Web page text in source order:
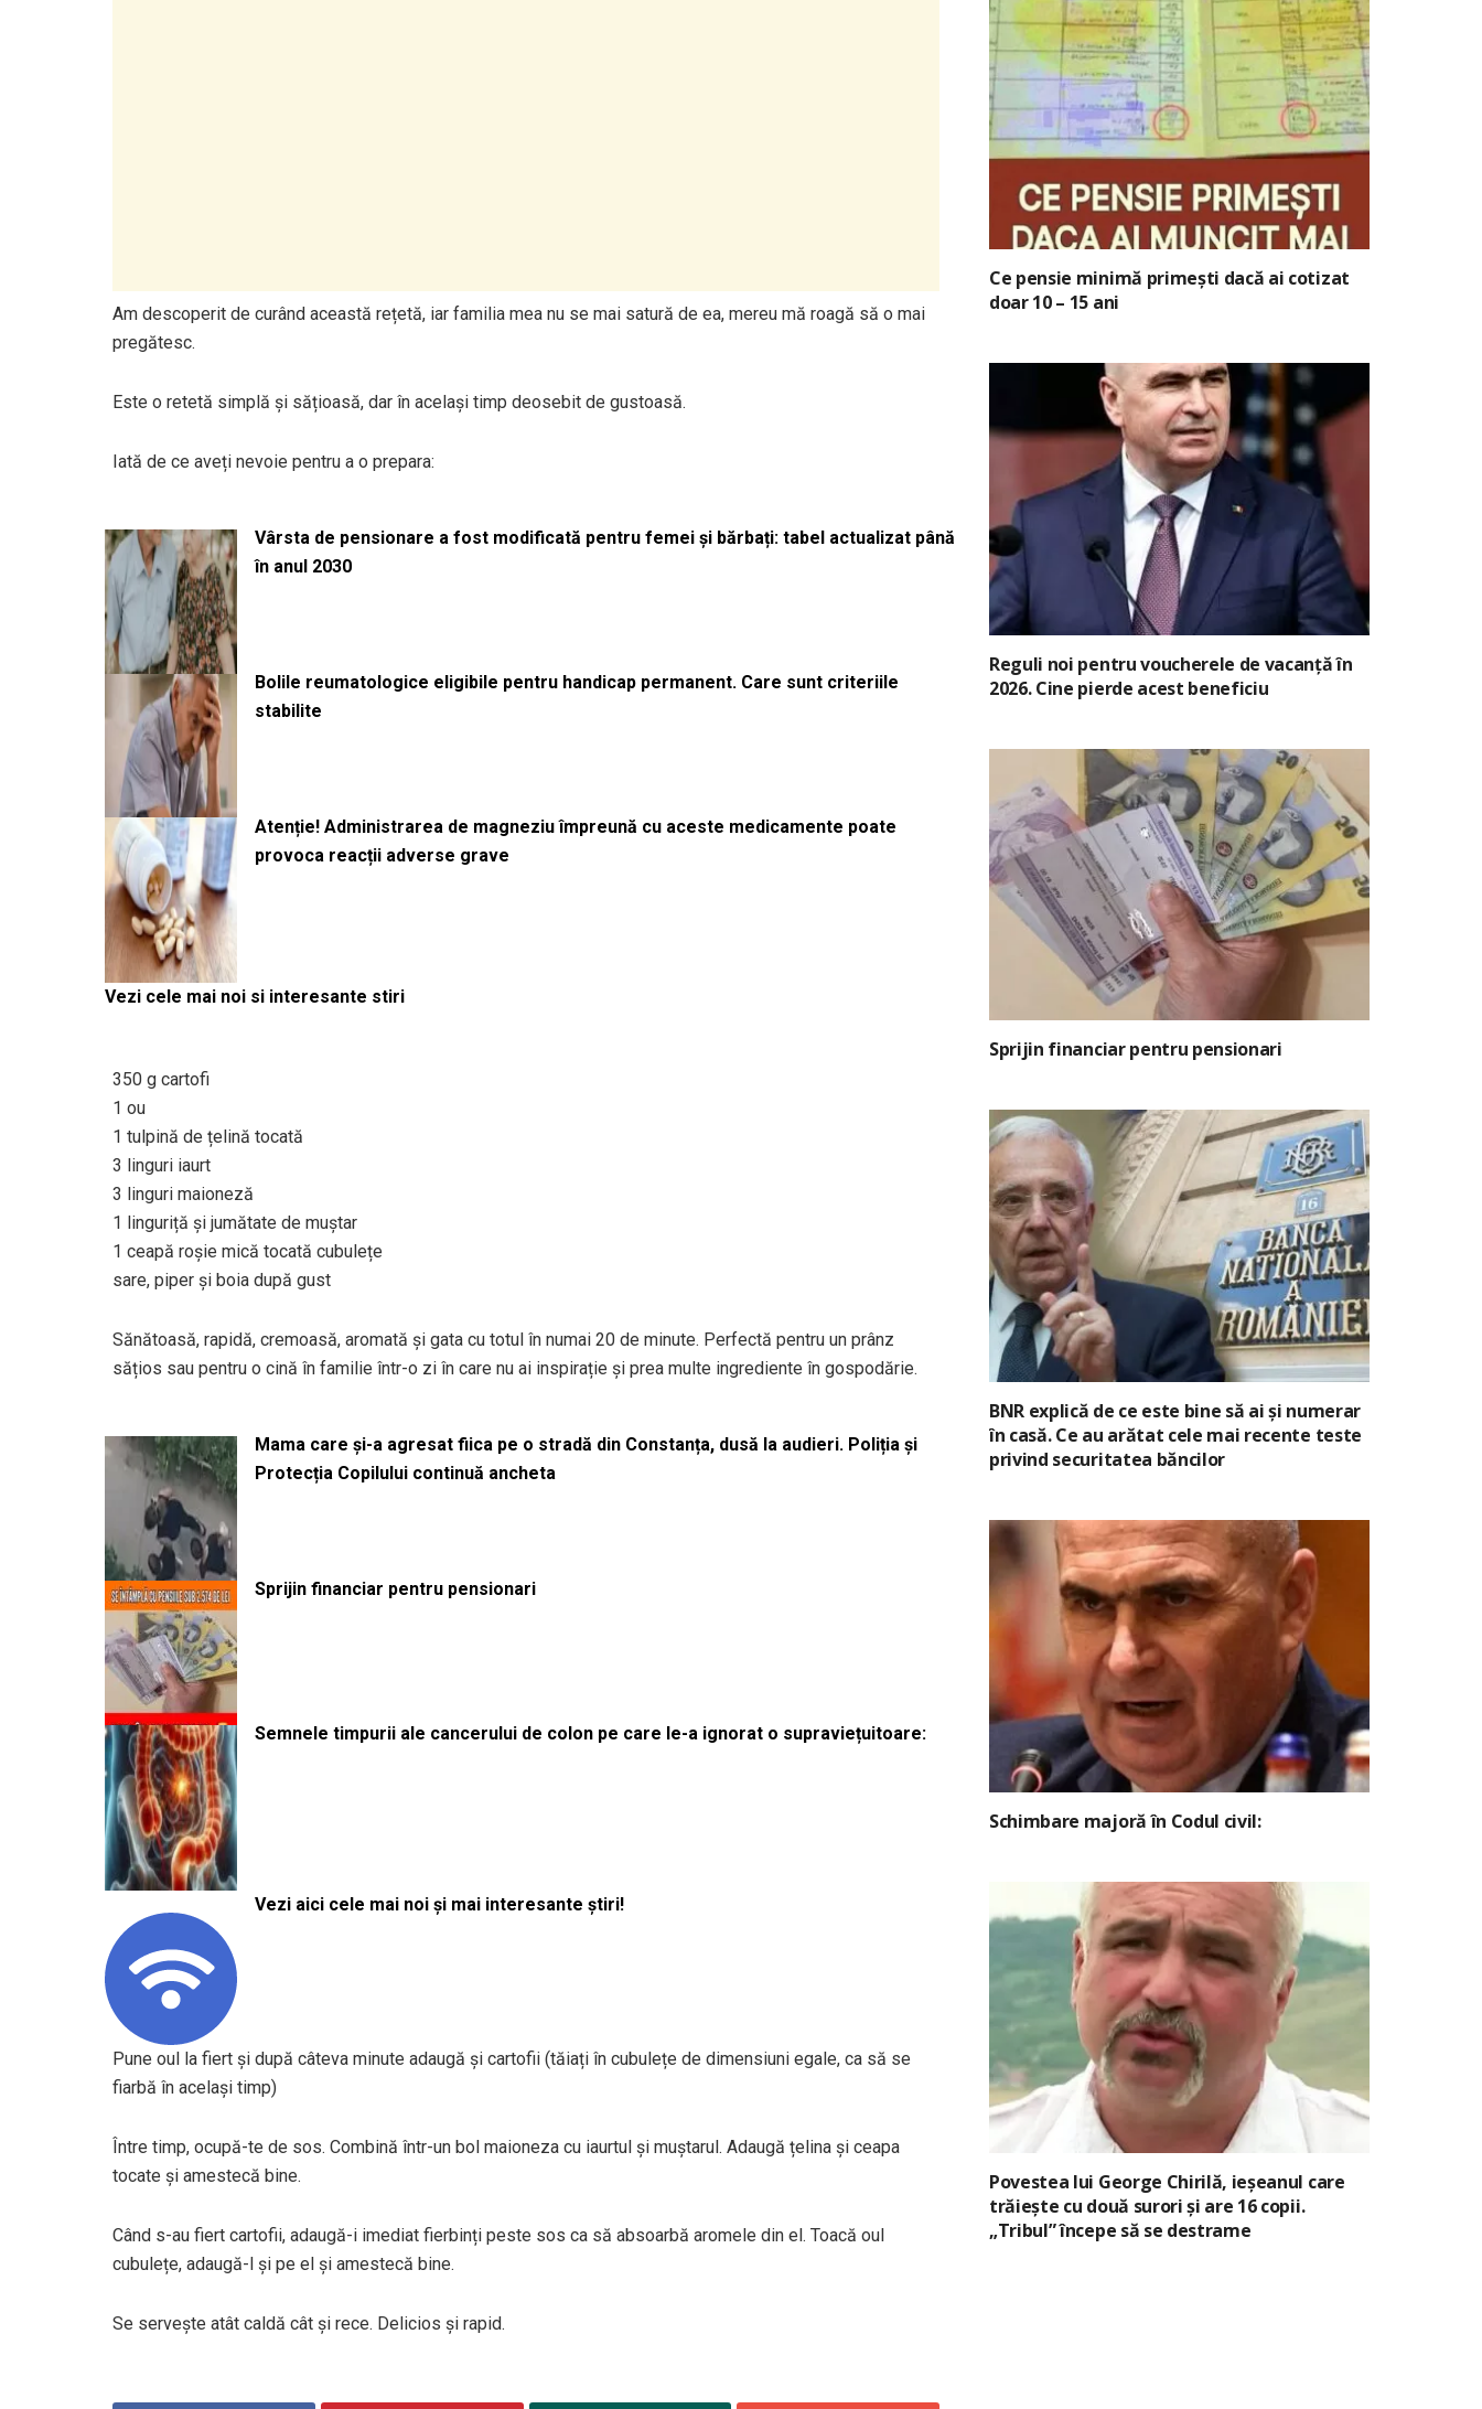
Am descoperit de curând această rețetă, iar familia mea nu se mai satură de ea, mereu mă roagă să o mai
pregătesc.
Este o retetă simplă și sățioasă, dar în același timp deosebit de gustoasă.
Iată de ce aveți nevoie pentru a o prepara:
Vârsta de pensionare a fost modificată pentru femei și bărbați: tabel actualizat până
în anul 2030
Bolile reumatologice eligibile pentru handicap permanent. Care sunt criteriile
stabilite
Atenție! Administrarea de magneziu împreună cu aceste medicamente poate
provoca reacții adverse grave
Vezi cele mai noi si interesante stiri
350 g cartofi
1 ou
1 tulpină de țelină tocată
3 linguri iaurt
3 linguri maioneză
1 linguriță și jumătate de muștar
1 ceapă roșie mică tocată cubulețe
sare, piper și boia după gust
Sănătoasă, rapidă, cremoasă, aromată și gata cu totul în numai 20 de minute. Perfectă pentru un prânz
sățios sau pentru o cină în familie într-o zi în care nu ai inspirație și prea multe ingrediente în gospodărie.
Mama care și-a agresat fiica pe o stradă din Constanța, dusă la audieri. Poliția și
Protecția Copilului continuă ancheta
Sprijin financiar pentru pensionari
Semnele timpurii ale cancerului de colon pe care le-a ignorat o supraviețuitoare:
Vezi aici cele mai noi și mai interesante știri!
Pune oul la fiert și după câteva minute adaugă și cartofii (tăiați în cubulețe de dimensiuni egale, ca să se
fiarbă în același timp)
Între timp, ocupă-te de sos. Combină într-un bol maioneza cu iaurtul și muștarul. Adaugă țelina și ceapa
tocate și amestecă bine.
Când s-au fiert cartofii, adaugă-i imediat fierbinți peste sos ca să absoarbă aromele din el. Toacă oul
cubulețe, adaugă-l și pe el și amestecă bine.
Se servește atât caldă cât și rece. Delicios și rapid.
Ce pensie minimă primești dacă ai cotizat
doar 10 – 15 ani
Reguli noi pentru voucherele de vacanță în
2026. Cine pierde acest beneficiu
Sprijin financiar pentru pensionari
BNR explică de ce este bine să ai și numerar
în casă. Ce au arătat cele mai recente teste
privind securitatea băncilor
Schimbare majoră în Codul civil:
Povestea lui George Chirilă, ieșeanul care
trăiește cu două surori și are 16 copii.
„Tribul” începe să se destrame